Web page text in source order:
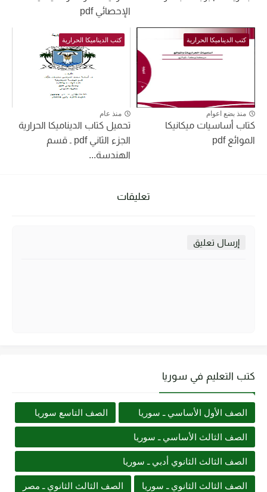
الإحصائي pdf
كتب الديناميكا الحرارية
منذ بضع اعوام
كتاب أساسيات ميكانيكا
الموائع pdf
كتب الديناميكا الحرارية
منذ عام
تحميل كتاب الديناميكا الحرارية
الجزء الثاني pdf ـ قسم
الهندسة...
تعليقات
إرسال تعليق
كتب التعليم في سوريا
الصف الأول الأساسي ـ سوريا الصف التاسع سوريا
الصف الثالث الأساسي ـ سوريا
الصف الثالث الثانوي أدبي ـ سوريا
الصف الثالث الثانوي ـ سوريا الصف الثالث الثانوي ـ مصر